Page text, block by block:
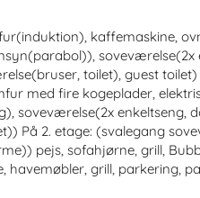
kaffemaskine,
soveværelse(2x
toilet), guest toilet)
med fire kogeplader,
soveværelse(2x enkeltseng,
På 2. etage: (svalegang
pejs, sofahjørne, grill,
grill, parkering,